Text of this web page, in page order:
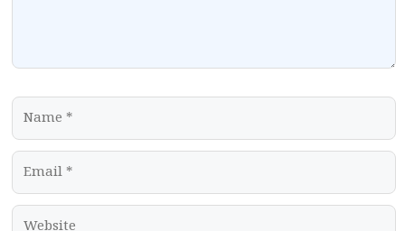
Name
Email
Website